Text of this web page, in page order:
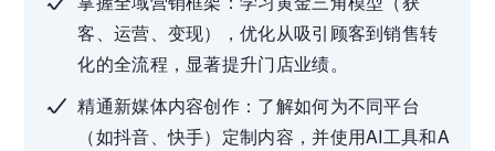
客、运营、变现），优化从吸引顾客到销售转
化的全流程，显著提升门店业绩。
精通新媒体内容创作：了解如何为不同平台
（如抖音、快手）定制内容，并使用AI工具和A